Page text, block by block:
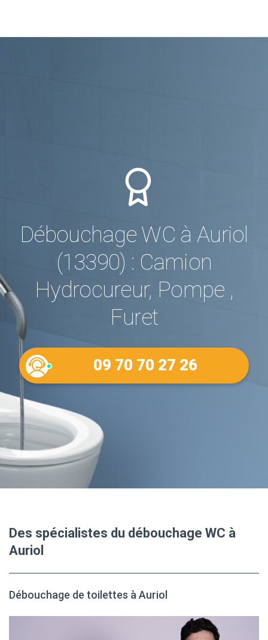
Débouchage WC à Auriol
(13390) : Camion
Hydrocureur, Pompe ,
Furet
09 70 70 27 26
Des spécialistes du débouchage WC à
Auriol
Débouchage de toilettes à Auriol